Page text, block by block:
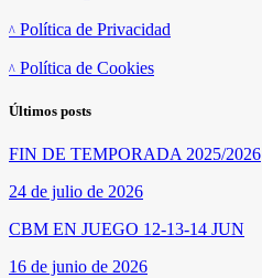
Política de Privacidad
Política de Cookies
Últimos posts
FIN DE TEMPORADA 2025/2026
24 de julio de 2026
CBM EN JUEGO 12-13-14 JUN
16 de junio de 2026